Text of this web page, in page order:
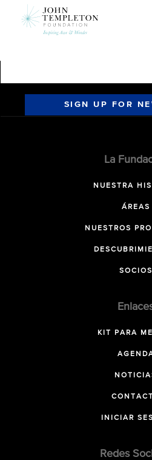
SIGN UP FOR
La
NUESTRA
ÁREAS
NUESTROS
SOCIOS
KIT PARA
INICIAR
Redes